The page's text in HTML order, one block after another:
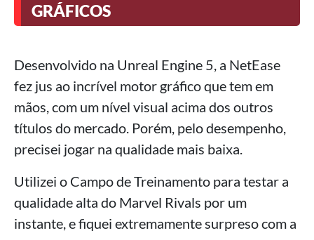
GRÁFICOS
Desenvolvido na Unreal Engine 5, a NetEase
fez jus ao incrível motor gráfico que tem em
mãos, com um nível visual acima dos outros
títulos do mercado. Porém, pelo desempenho,
precisei jogar na qualidade mais baixa.
Utilizei o Campo de Treinamento para testar a
qualidade alta do Marvel Rivals por um
instante, e fiquei extremamente surpreso com a